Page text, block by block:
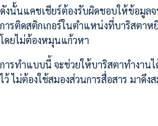
ดังนั้นแคชเชียร์ต้องรับผิดชอบให้ข้อมูล
การติดสติกเกอร์ในตำแหน่งที่บาริสตา
โดยไม่ต้องหมุนแก้วหา
การทำแบบนี้ จะช่วยให้บาริสตาทำงา
ไว้ ไม่ต้องใช้สมองส่วนการสื่อสาร มาดึง